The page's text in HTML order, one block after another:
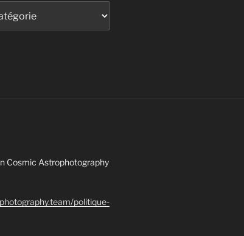
Cosmic Astrophotography
politique-